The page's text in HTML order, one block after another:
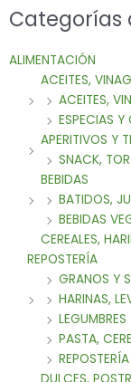
Categorías
ALIMENTACIÓN
ACEITES,
ACEITES,
ESPECIAS
APERITIVOS Y
SNACK,
BEBIDAS
BATIDOS,
BEBIDAS
CEREALES,
REPOSTERÍA
GRANOS Y
HARINAS,
LEGUMBRES
PASTA,
REPOSTERÍA